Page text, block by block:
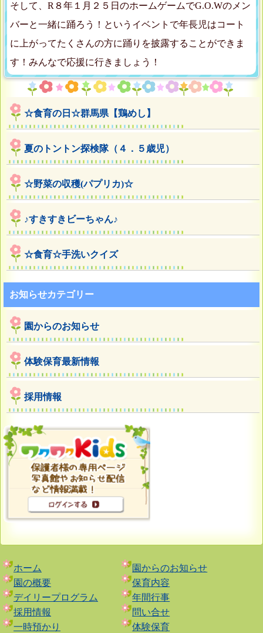
そして、R８年１月２５日のホームゲームでG.O.Wのメン
バーと一緒に踊ろう！というイベントで年長児はコート
に上がってたくさんの方に踊りを披露することができま
す！みんなで応援に行きましょう！
☆食育の日☆群馬県【鶏めし】
夏のトントン探検隊（４．５歳児）
☆野菜の収穫(パプリカ)☆
♪すきすきビーちゃん♪
☆食育☆手洗いクイズ
お知らせカテゴリー
園からのお知らせ
体験保育最新情報
採用情報
ホーム
園からのお知らせ
園の概要
保育内容
デイリープログラム
年間行事
採用情報
問い合せ
一時預かり
体験保育